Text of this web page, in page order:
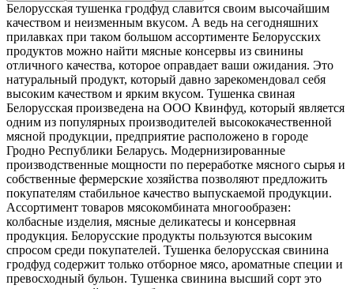
Белорусская тушенка гродфуд славится своим высочайшим
качеством и неизменным вкусом. А ведь на сегодняшних
прилавках при таком большом ассортименте Белорусских
продуктов можно найти мясные консервы из свинины
отличного качества, которое оправдает ваши ожидания. Это
натуральный продукт, который давно зарекомендовал себя
высоким качеством и ярким вкусом. Тушенка свиная
Белорусская произведена на ООО Квинфуд, который является
одним из популярных производителей высококачественной
мясной продукции, предприятие расположено в городе
Гродно Республики Беларусь. Модернизированные
производственные мощности по переработке мясного сырья и
собственные фермерские хозяйства позволяют предложить
покупателям стабильное качество выпускаемой продукции.
Ассортимент товаров мясокомбината многообразен:
колбасные изделия, мясные деликатесы и консервная
продукция. Белорусские продукты пользуются высоким
спросом среди покупателей. Тушенка белорусская свинина
гродфуд содержит только отборное мясо, ароматные специи и
превосходный бульон. Тушенка свинина высший сорт это